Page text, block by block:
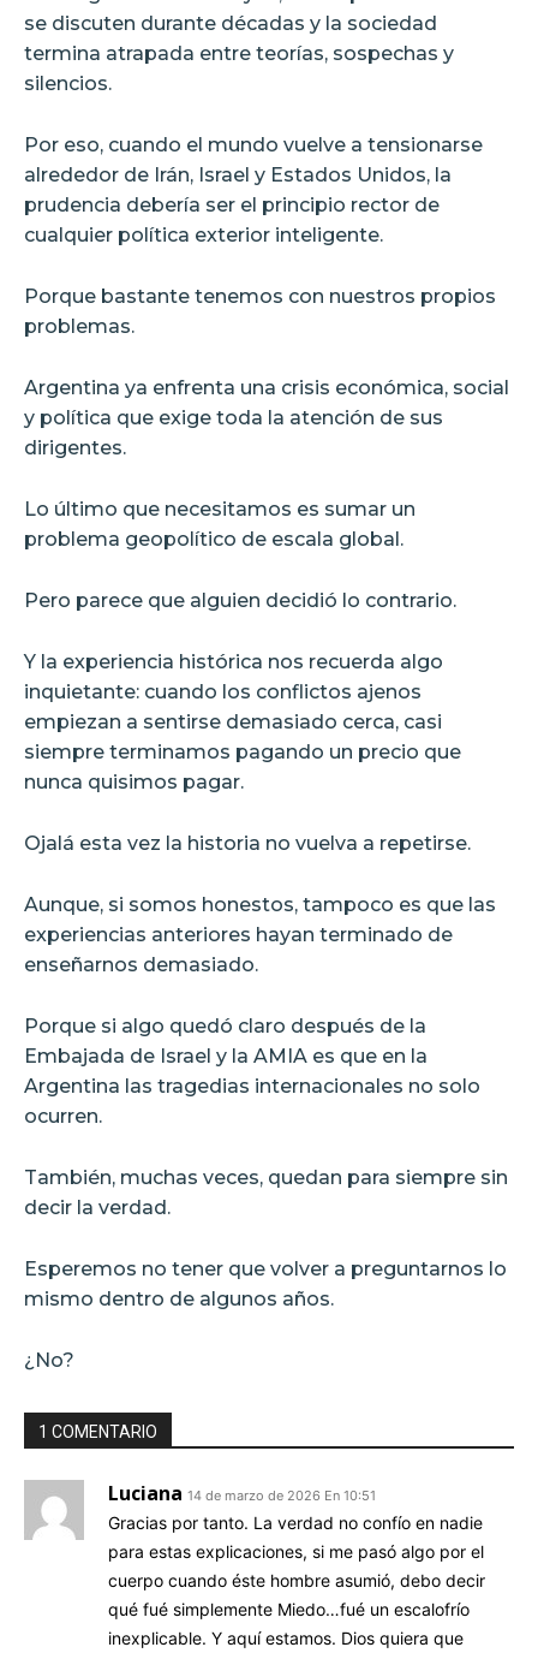
se discuten durante décadas y la sociedad
termina atrapada entre teorías, sospechas y
silencios.
Por eso, cuando el mundo vuelve a tensionarse
alrededor de Irán, Israel y Estados Unidos, la
prudencia debería ser el principio rector de
cualquier política exterior inteligente.
Porque bastante tenemos con nuestros propios
problemas.
Argentina ya enfrenta una crisis económica, social
y política que exige toda la atención de sus
dirigentes.
Lo último que necesitamos es sumar un
problema geopolítico de escala global.
Pero parece que alguien decidió lo contrario.
Y la experiencia histórica nos recuerda algo
inquietante: cuando los conflictos ajenos
empiezan a sentirse demasiado cerca, casi
siempre terminamos pagando un precio que
nunca quisimos pagar.
Ojalá esta vez la historia no vuelva a repetirse.
Aunque, si somos honestos, tampoco es que las
experiencias anteriores hayan terminado de
enseñarnos demasiado.
Porque si algo quedó claro después de la
Embajada de Israel y la AMIA es que en la
Argentina las tragedias internacionales no solo
ocurren.
También, muchas veces, quedan para siempre sin
decir la verdad.
Esperemos no tener que volver a preguntarnos lo
mismo dentro de algunos años.
¿No?
1 COMENTARIO
Luciana 14 de marzo de 2026 En 10:51
Gracias por tanto. La verdad no confío en nadie
para estas explicaciones, si me pasó algo por el
cuerpo cuando éste hombre asumió, debo decir
qué fué simplemente Miedo…fué un escalofrío
inexplicable. Y aquí estamos. Dios quiera que